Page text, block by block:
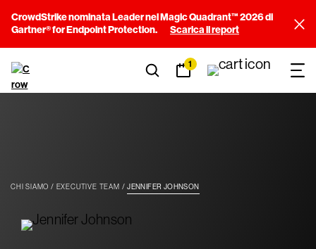
CrowdStrike nominata Leader nel Magic Quadrant™ 2026 di
Gartner® for Endpoint Protection.
Scarica il report
1
CHI SIAMO EXECUTIVE TEAM JENNIFER JOHNSON